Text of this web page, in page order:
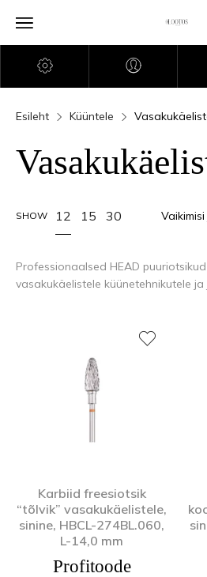
Esileht Küüntele
SHOW 12 15 30
Professionaalsed HEAD
vasakukäelistele küünetehnikutele
Karbiid freesiotsik
“tõlvik” vasakukäelistele,
sinine, HBCL-274BL.060,
L-14,0 mm
Profitoode